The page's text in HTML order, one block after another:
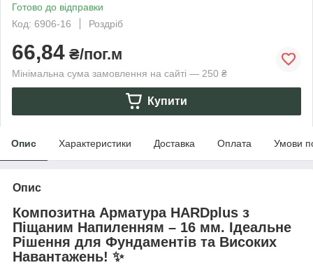
Готово до відправки
Код: 6906-16
Роздріб
66,84 ₴/пог.м
Мінімальна сума замовлення на сайті — 250 ₴
Купити
Опис Характеристики Доставка Оплата Умови
Опис
Композитна Арматура HARDplus з
Піщаним Напиленням – 16 мм. Ідеальне
Рішення для Фундаментів та Високих
Навантажень! ✨